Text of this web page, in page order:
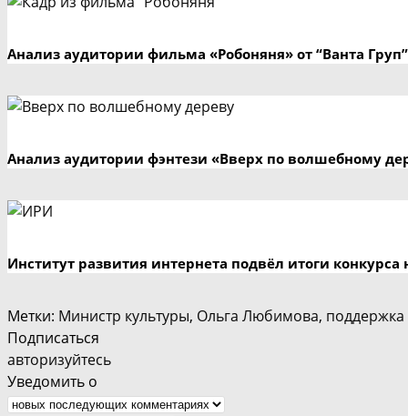
Анализ аудитории фильма «Робоняня» от “Ванта Груп”
Анализ аудитории фэнтези «Вверх по волшебному
Институт развития интернета подвёл итоги
Метки: Министр культуры, Ольга Любимова, поддержка
Подписаться
авторизуйтесь
Уведомить о